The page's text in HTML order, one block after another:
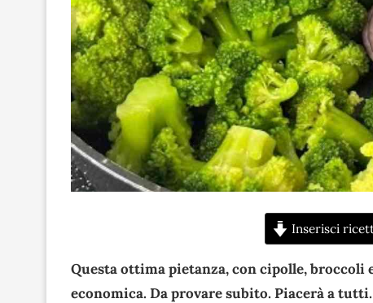
Inserisci
Questa ottima pietanza, con cipolle, broccoli
economica. Da provare subito. Piacerà a tutti.